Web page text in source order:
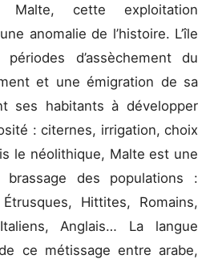
cette exploitation
anomalie de l’histoire. L’île
d’assèchement du
et une émigration de sa
ses habitants à développer
: citernes, irrigation, choix
le néolithique, Malte est une
des populations :
Hittites, Romains,
Anglais… La langue
ce métissage entre arabe,